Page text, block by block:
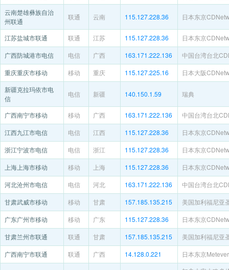
云南楚雄彝族自治
州联通
联通 云南 115.127.228.36 日本东京
江苏盐城市联通 联通 江苏 115.127.228.36
日本东京
广西防城港市电信
电信 广西 163.171.222.136
中国台湾台北
重庆重庆市移动
移动 重庆 115.127.225.16
日本大阪
新疆克拉玛依市电
信
电信 新疆 140.150.1.59 瑞典
广西南宁市移动 移动 广西 163.171.222.136
中国台湾台北
江西九江市电信
电信 江西 115.127.228.36
日本东京
浙江宁波市电信
电信 浙江 115.127.228.36
日本东京
上海上海市移动
移动 上海 115.127.228.36
日本东京
河北沧州市电信
电信 河北 163.171.222.136
中国台湾台北
甘肃武威市移动
移动 甘肃 157.185.135.215
美国加利福尼亚
广东广州市移动
移动 广东 115.127.228.36
日本东京
甘肃兰州市联通
联通 甘肃 157.185.135.215
美国加利福尼亚
广西南宁市联通
联通 广西 14.128.0.221 日本东京